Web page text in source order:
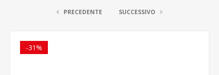
PRECEDENTE SUCCESSIVO
-31%